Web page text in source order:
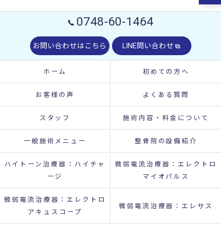
0748-60-1464
お問い合わせはこちら LINE問い合わせ
ホーム 初めての方へ
お客様の声 よくある質問
スタッフ 施術内容・料金について
一般施術メニュー 整骨院の設備紹介
ハイトーン治療器：ハイチャ
ージ
微弱電流治療器：エレクトロ
マイオパルス
微弱電流治療器：エレクトロ
アキュスコープ
微弱電流治療器：エレサス